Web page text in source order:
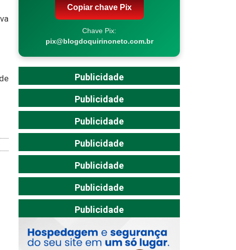
Copiar chave Pix
Chave Pix:
pix@blogdoquirinoneto.com.br
Publicidade
Publicidade
Publicidade
Publicidade
Publicidade
Publicidade
Publicidade